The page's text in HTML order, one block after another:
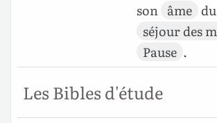
son âme du
séjour des
Pause .
Les Bibles d'étude